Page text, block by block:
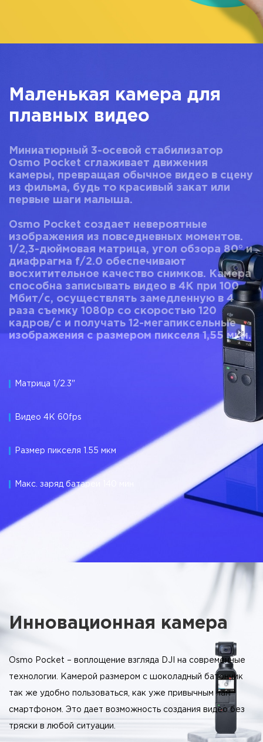
Маленькая камера для
плавных видео
Миниатюрный 3-осевой стабилизатор
Osmo Pocket сглаживает движения
камеры, превращая обычное видео в сцену
из фильма, будь то красивый закат или
первые шаги малыша.
Osmo Pocket создает невероятные
изображения из повседневных моментов.
1/2,3-дюймовая матрица, угол обзора 80° и
диафрагма f/2.0 обеспечивают
восхитительное качество снимков. Камера
способна записывать видео в 4К при 100
Мбит/с, осуществлять замедленную в 4
раза съемку 1080p со скоростью 120
кадров/с и получать 12-мегапиксельные
изображения с размером пикселя 1,55 мкм.
Матрица 1/2.3"
Видео 4K 60fps
Размер пикселя 1.55 мкм
Макс. заряд батареи 140 мин
Инновационная камера
Osmo Pocket – воплощение взгляда DJI на современные
технологии. Камерой размером с шоколадный батончик
так же удобно пользоваться, как уже привычным нам
смартфоном. Это дает возможность создания видео без
тряски в любой ситуации.